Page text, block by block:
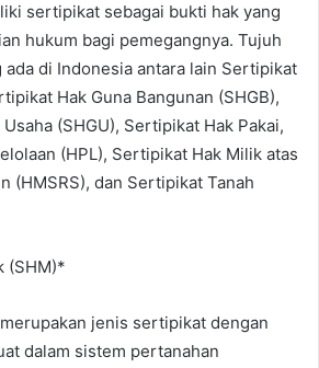
sertipikat sebagai bukti hak yang
hukum bagi pemegangnya. Tujuh
di Indonesia antara lain Sertipikat
Hak Guna Bangunan (SHGB),
(SHGU), Sertipikat Hak Pakai,
(HPL), Sertipikat Hak Milik atas
(HMSRS), dan Sertipikat Tanah
(SHM)*
jenis sertipikat dengan
dalam sistem pertanahan